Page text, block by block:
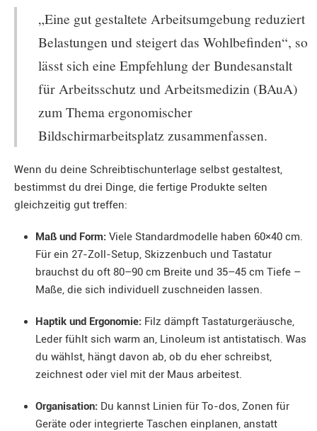
„Eine gut gestaltete Arbeitsumgebung reduziert
Belastungen und steigert das Wohlbefinden“, so
lässt sich eine Empfehlung der Bundesanstalt
für Arbeitsschutz und Arbeitsmedizin (BAuA)
zum Thema ergonomischer
Bildschirmarbeitsplatz zusammenfassen.
Wenn du deine Schreibtischunterlage selbst gestaltest,
bestimmst du drei Dinge, die fertige Produkte selten
gleichzeitig gut treffen:
Maß und Form: Viele Standardmodelle haben 60×40 cm.
Für ein 27-Zoll-Setup, Skizzenbuch und Tastatur
brauchst du oft 80–90 cm Breite und 35–45 cm Tiefe –
Maße, die sich individuell zuschneiden lassen.
Haptik und Ergonomie: Filz dämpft Tastaturgeräusche,
Leder fühlt sich warm an, Linoleum ist antistatisch. Was
du wählst, hängt davon ab, ob du eher schreibst,
zeichnest oder viel mit der Maus arbeitest.
Organisation: Du kannst Linien für To-dos, Zonen für
Geräte oder integrierte Taschen einplanen, anstatt